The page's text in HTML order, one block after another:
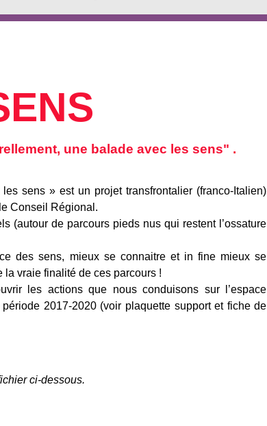
une balade avec les sens" .
sens » est un projet transfrontalier (franco-Italien)
Conseil Régional.
(autour de parcours pieds nus qui restent l’ossature
des sens, mieux se connaitre et in fine mieux se
vraie finalité de ces parcours !
les actions que nous conduisons sur l’espace
2017-2020 (voir plaquette support et fiche de
ci-dessous.